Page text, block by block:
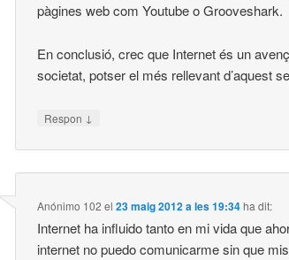
pàgines web com Youtube o Grooveshark.
En conclusió, crec que Internet és un
societat, potser el més rellevant d’aquest
Respon ↓
Anónimo 102 el23 maig 2012 a les 19:34ha dit:
Internet ha influido tanto en mi vida que
internet no puedo comunicarme sin que